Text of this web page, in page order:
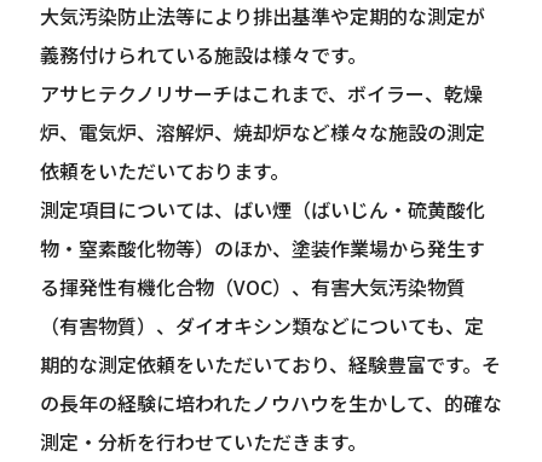
大気汚染防止法等により排出基準や定期的な測定が
義務付けられている施設は様々です。
アサヒテクノリサーチはこれまで、ボイラー、乾燥
炉、電気炉、溶解炉、焼却炉など様々な施設の測定
依頼をいただいております。
測定項目については、ばい煙（ばいじん・硫黄酸化
物・窒素酸化物等）のほか、塗装作業場から発生す
る揮発性有機化合物（VOC）、有害大気汚染物質
（有害物質）、ダイオキシン類などについても、定
期的な測定依頼をいただいており、経験豊富です。そ
の長年の経験に培われたノウハウを生かして、的確な
測定・分析を行わせていただきます。